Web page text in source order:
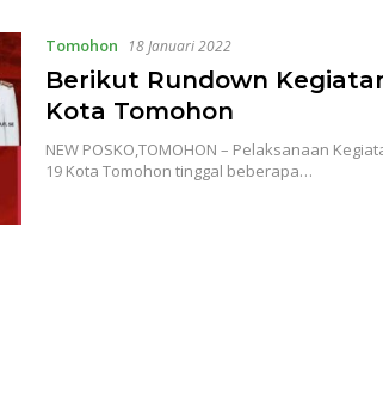
Tomohon 18 Januari 2022
Berikut Rundown
Kota Tomohon
NEW POSKO,TOMOHON – Pelaksanaan
19 Kota Tomohon tinggal beberapa…